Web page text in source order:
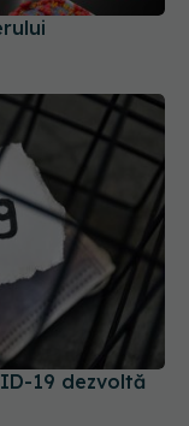
19 dezvoltă